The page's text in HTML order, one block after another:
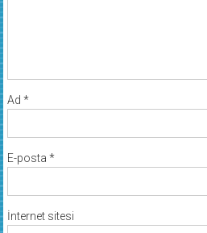
Ad *
E-posta *
İnternet sitesi